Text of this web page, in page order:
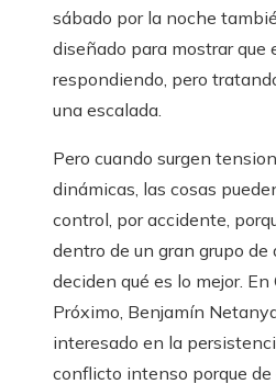
sábado por la noche
diseñado para mostrar que
respondiendo, pero
una escalada.
Pero cuando surgen
dinámicas, las cosas
control, por accidente,
dentro de un gran grupo de
deciden qué es lo mejor. En
Próximo, Benjamín
interesado en la
conflicto intenso porque de